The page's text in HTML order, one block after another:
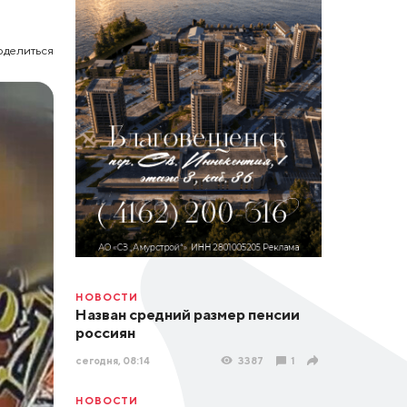
НОВОСТИ
Назван средний размер пенсии
россиян
сегодня, 08:14 3387 1
НОВОСТИ